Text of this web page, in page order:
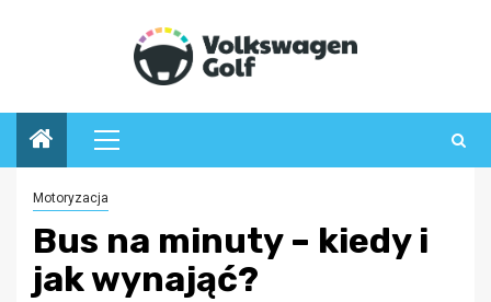
Menu
główne
Motoryzacja
Bus na minuty – kiedy i
jak wynająć?